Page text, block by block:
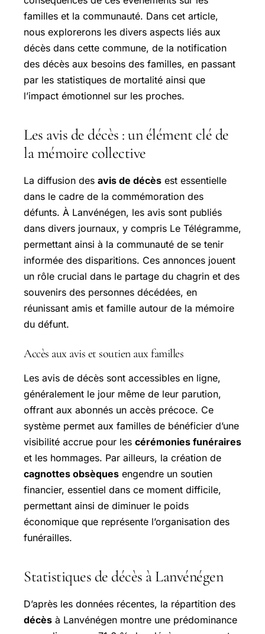
familles et la communauté. Dans cet article,
nous explorerons les divers aspects liés aux
décès dans cette commune, de la notification
des décès aux besoins des familles, en passant
par les statistiques de mortalité ainsi que
l’impact émotionnel sur les proches.
Les avis de décès : un élément clé de
la mémoire collective
La diffusion des avis de décès est essentielle
dans le cadre de la commémoration des
défunts. À Lanvénégen, les avis sont publiés
dans divers journaux, y compris Le Télégramme,
permettant ainsi à la communauté de se tenir
informée des disparitions. Ces annonces jouent
un rôle crucial dans le partage du chagrin et des
souvenirs des personnes décédées, en
réunissant amis et famille autour de la mémoire
du défunt.
Accès aux avis et soutien aux familles
Les avis de décès sont accessibles en ligne,
généralement le jour même de leur parution,
offrant aux abonnés un accès précoce. Ce
système permet aux familles de bénéficier d’une
visibilité accrue pour les cérémonies funéraires
et les hommages. Par ailleurs, la création de
cagnottes obsèques engendre un soutien
financier, essentiel dans ce moment difficile,
permettant ainsi de diminuer le poids
économique que représente l’organisation des
funérailles.
Statistiques de décès à Lanvénégen
D’après les données récentes, la répartition des
décès à Lanvénégen montre une prédominance